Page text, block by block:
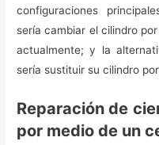
configuraciones
sería cambiar el cilindro
actualmente; y la
sería sustituir su cilindro
Reparación de
por medio de un